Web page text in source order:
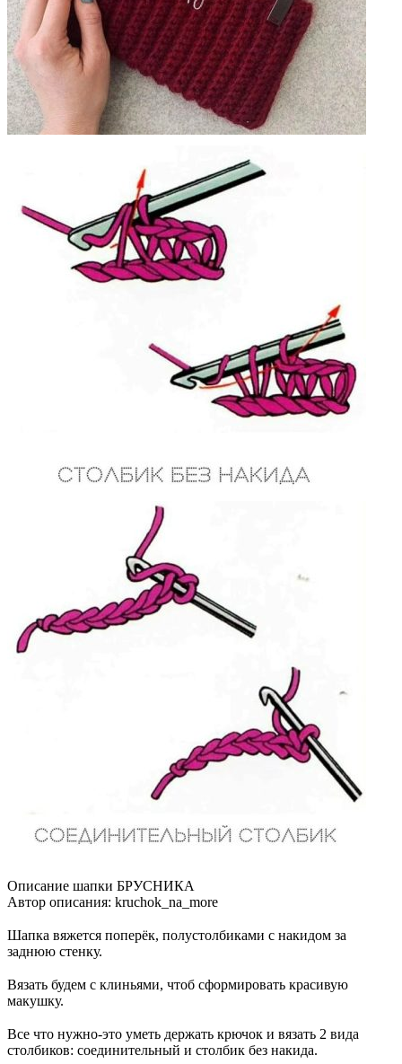
Описание шапки БРУСНИКА
Автор описания: kruchok_na_more
Шапка вяжется поперёк, полустолбиками с накидом за
заднюю стенку.
Вязать будем с клиньями, чтоб сформировать красивую
макушку.
Все что нужно-это уметь держать крючок и вязать 2 вида
столбиков: соединительный и столбик без накида.